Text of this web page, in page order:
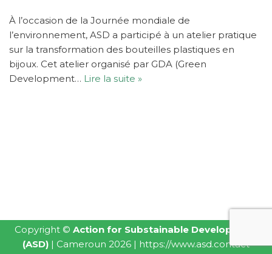
À l’occasion de la Journée mondiale de
l’environnement, ASD a participé à un atelier pratique
sur la transformation des bouteilles plastiques en
bijoux. Cet atelier organisé par GDA (Green
Development… Lire la suite »
Copyright © Action for Substainable Development
(ASD) | Cameroun 2026 | https://www.asd.contact